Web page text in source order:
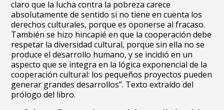
claro que la lucha contra la pobreza carece
absolutamente de sentido si no tiene en cuenta los
derechos culturales, porque es oponerse al fracaso.
También se hizo hincapié en que la cooperación debe
respetar la diversidad cultural, porque sin ella no se
produce el desarrollo humano, y se incidió en un
aspecto que se integra en la lógica exponencial de la
cooperación cultural: los pequeños proyectos pueden
generar grandes desarrollos”. Texto extraído del
prólogo del libro.